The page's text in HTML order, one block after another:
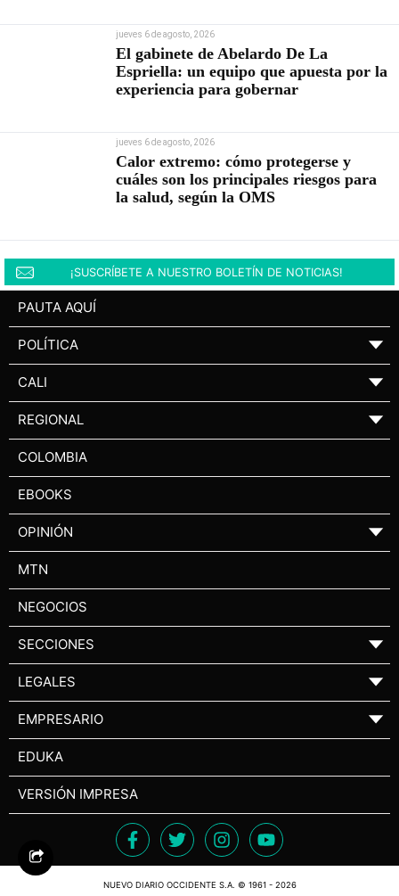
jueves 6 de agosto, 2026
El gabinete de Abelardo De La
Espriella: un equipo que apuesta por la
experiencia para gobernar
jueves 6 de agosto, 2026
Calor extremo: cómo protegerse y
cuáles son los principales riesgos para
la salud, según la OMS
¡SUSCRÍBETE A NUESTRO BOLETÍN DE NOTICIAS!
PAUTA AQUÍ
POLÍTICA ▼
CALI ▼
REGIONAL ▼
COLOMBIA
EBOOKS
OPINIÓN ▼
MTN
NEGOCIOS
SECCIONES ▼
LEGALES ▼
EMPRESARIO ▼
EDUKA
VERSIÓN IMPRESA
NUEVO DIARIO OCCIDENTE S.A. © 1961 - 2026